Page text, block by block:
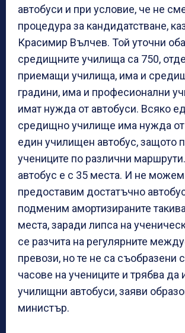
автобуси и при условие, че не
процедура за кандидатстване,
Красимир Вълчев. Той уточни
средищните училища са 750,
приемащи училища, има и
градини, има и професионални
имат нужда от автобуси. Всяко
средищно училище има нужда от
един училищен автобус, защото
учениците по различни
автобус е с 35 места. И не
предоставим достатъчно
подменим амортизираните
места, заради липса на
се разчита на регулярните
превози, но те не са съобразени
часове на учениците и трябва да
училищни автобуси, заяви
министър.